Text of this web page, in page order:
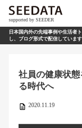
supported by SEEDER
日本国内外の先端事例や生活者
し、ブログ形式で配信しています
社員の健康状
る時代へ
2020.11.19